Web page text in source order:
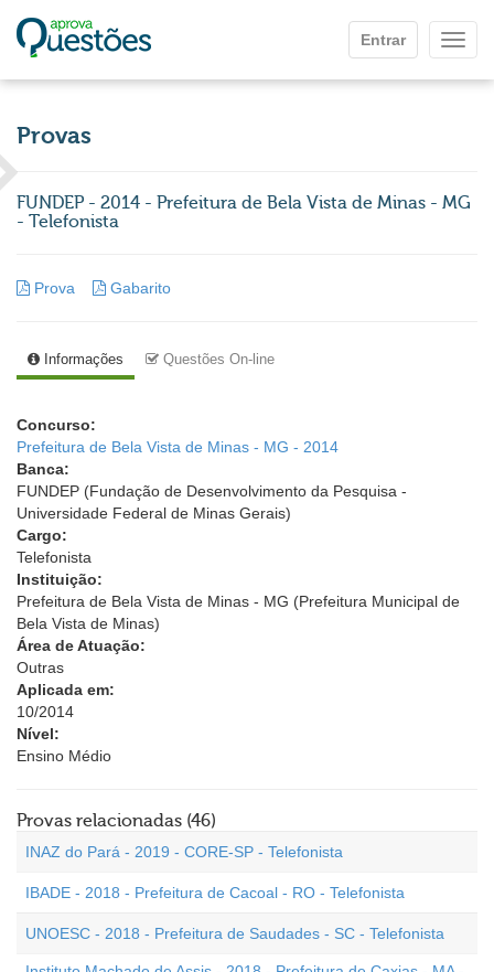
Entrar
Provas
FUNDEP - 2014 - Prefeitura de Bela Vista de Minas - MG
- Telefonista
Prova Gabarito
Informações Questões On-line
Concurso:
Prefeitura de Bela Vista de Minas - MG - 2014
Banca:
FUNDEP (Fundação de Desenvolvimento da Pesquisa -
Universidade Federal de Minas Gerais)
Cargo:
Telefonista
Instituição:
Prefeitura de Bela Vista de Minas - MG (Prefeitura Municipal de
Bela Vista de Minas)
Área de Atuação:
Outras
Aplicada em:
10/2014
Nível:
Ensino Médio
Provas relacionadas (46)
INAZ do Pará - 2019 - CORE-SP - Telefonista
IBADE - 2018 - Prefeitura de Cacoal - RO - Telefonista
UNOESC - 2018 - Prefeitura de Saudades - SC - Telefonista